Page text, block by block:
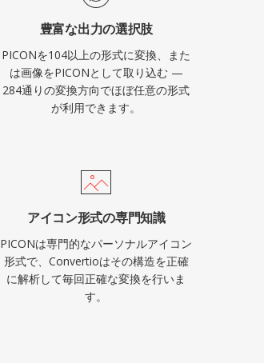
豊富な出力の選択肢
PICONを104以上の形式に変換、また
は画像をPICONとして取り込む —
284通りの変換方向でほぼ任意の形式
が利用できます。
アイコン形式の専門知識
PICONは専門的なパーソナルアイコン
形式で、Convertioはその構造を正確
に解析して毎回正確な変換を行いま
す。